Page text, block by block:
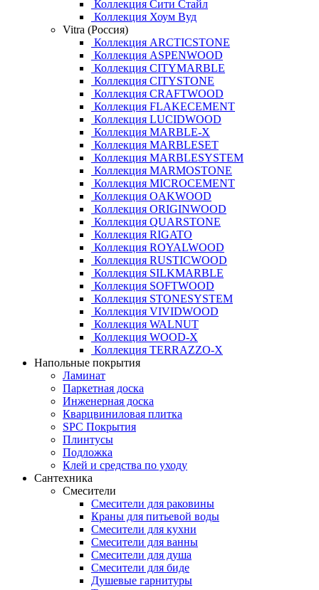
Коллекция Сити Стайл
Коллекция Хоум Вуд
Vitra (Россия)
Коллекция ARCTICSTONE
Коллекция ASPENWOOD
Коллекция CITYMARBLE
Коллекция CITYSTONE
Коллекция CRAFTWOOD
Коллекция FLAKECEMENT
Коллекция LUCIDWOOD
Коллекция MARBLE-X
Коллекция MARBLESET
Коллекция MARBLESYSTEM
Коллекция MARMOSTONE
Коллекция MICROCEMENT
Коллекция OAKWOOD
Коллекция ORIGINWOOD
Коллекция QUARSTONE
Коллекция RIGATO
Коллекция ROYALWOOD
Коллекция RUSTICWOOD
Коллекция SILKMARBLE
Коллекция SOFTWOOD
Коллекция STONESYSTEM
Коллекция VIVIDWOOD
Коллекция WALNUT
Коллекция WOOD-X
Коллекция ТЕRRАZZO-X
Напольные покрытия
Ламинат
Паркетная доска
Инженерная доска
Кварцвиниловая плитка
SPC Покрытия
Плинтусы
Подложка
Клей и средства по уходу
Сантехника
Смесители
Смесители для раковины
Краны для питьевой воды
Смесители для кухни
Смесители для ванны
Смесители для душа
Смесители для биде
Душевые гарнитуры